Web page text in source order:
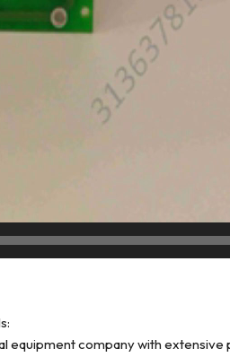
equipment company with